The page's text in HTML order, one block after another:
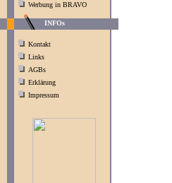
Werbung in BRAVO
INFOs
Kontakt
Links
AGBs
Erklärung
Impressum